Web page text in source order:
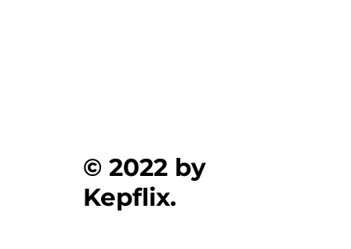
© 2022 by
Kepflix.